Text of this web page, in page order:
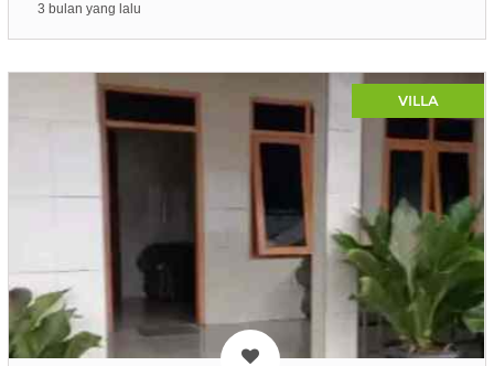
3 bulan yang lalu
VILLA